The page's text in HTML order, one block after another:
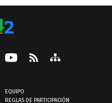
EQUIPO
REGLAS DE PARTICIPACIÓN